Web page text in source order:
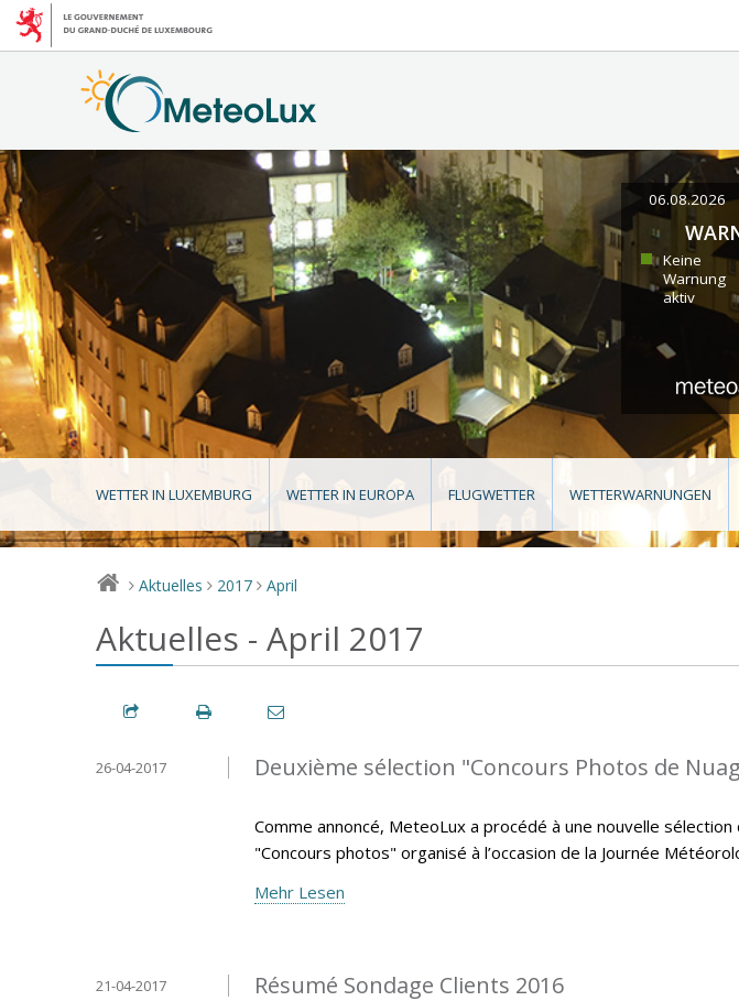
06.08.2026
Keine
Warnung
aktiv
WETTER IN LUXEMBURG WETTER IN EUROPA FLUGWETTER WETTERWARNUNGEN
> Aktuelles > 2017 > April
Aktuelles - April 2017
Deuxième sélection "Concours Photos de
26-04-2017
Comme annoncé, MeteoLux a procédé à une nouvelle
"Concours photos" organisé à l’occasion de la Journée
Mehr Lesen
Résumé Sondage Clients 2016
21-04-2017